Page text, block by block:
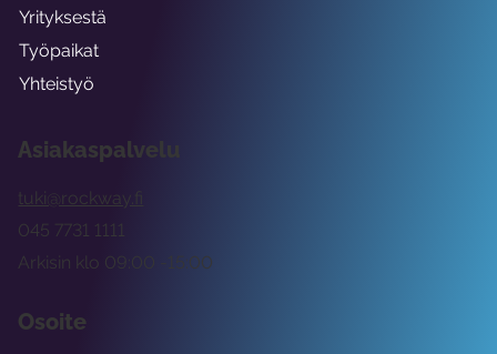
Asiakaspalvelu
tuki@rockway.fi
Arkisin klo 09:00 -15:00
045 7731 1111
Osoite
Yrityksestä
Työpaikat
Yhteistyö